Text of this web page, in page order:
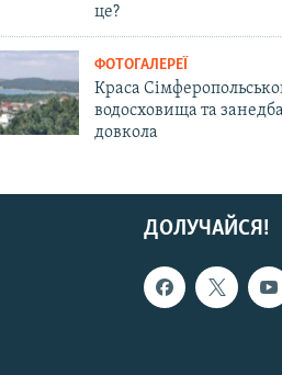
це?
ФОТОГАЛЕРЕЇ
Краса
водосховища та
довкола
ДОЛУЧАЙСЯ!